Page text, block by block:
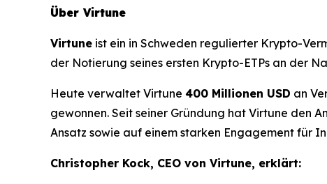
Über Virtune
Virtune ist ein in Schweden regulierter Krypto-
der Notierung seines ersten Krypto-ETPs an der
Heute verwaltet Virtune 400 Millionen USD an
gewonnen. Seit seiner Gründung hat Virtune den
Ansatz sowie auf einem starken Engagement für
Christopher Kock, CEO von Virtune, erklärt: